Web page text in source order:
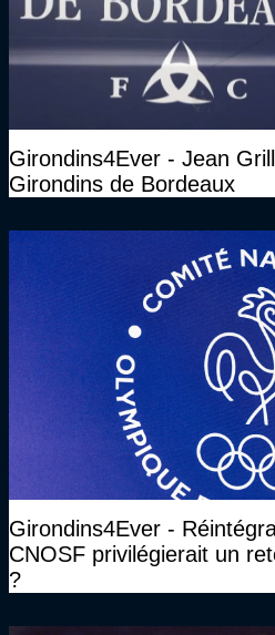
Girondins4Ever - Jean
Girondins de Bordeaux
Girondins4Ever -
CNOSF privilégierait un
?